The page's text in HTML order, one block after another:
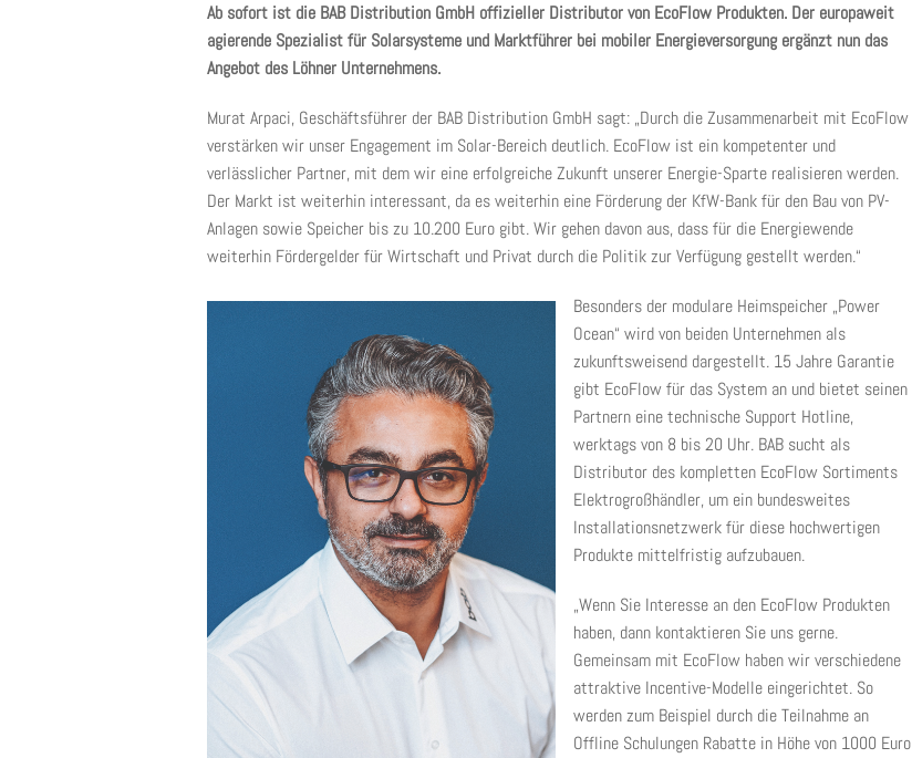
Ab sofort ist die BAB Distribution GmbH offizieller Distributor von EcoFlow Produkten. Der europaweit
agierende Spezialist für Solarsysteme und Marktführer bei mobiler Energieversorgung ergänzt nun das
Angebot des Löhner Unternehmens.
Murat Arpaci, Geschäftsführer der BAB Distribution GmbH sagt: „Durch die Zusammenarbeit mit EcoFlow
verstärken wir unser Engagement im Solar-Bereich deutlich. EcoFlow ist ein kompetenter und
verlässlicher Partner, mit dem wir eine erfolgreiche Zukunft unserer Energie-Sparte realisieren werden.
Der Markt ist weiterhin interessant, da es weiterhin eine Förderung der KfW-Bank für den Bau von PV-
Anlagen sowie Speicher bis zu 10.200 Euro gibt. Wir gehen davon aus, dass für die Energiewende
weiterhin Fördergelder für Wirtschaft und Privat durch die Politik zur Verfügung gestellt werden.“
Besonders der modulare Heimspeicher „Power
Ocean“ wird von beiden Unternehmen als
zukunftsweisend dargestellt. 15 Jahre Garantie
gibt EcoFlow für das System an und bietet seinen
Partnern eine technische Support Hotline,
werktags von 8 bis 20 Uhr. BAB sucht als
Distributor des kompletten EcoFlow Sortiments
Elektrogroßhändler, um ein bundesweites
Installationsnetzwerk für diese hochwertigen
Produkte mittelfristig aufzubauen.
„Wenn Sie Interesse an den EcoFlow Produkten
haben, dann kontaktieren Sie uns gerne.
Gemeinsam mit EcoFlow haben wir verschiedene
attraktive Incentive-Modelle eingerichtet. So
werden zum Beispiel durch die Teilnahme an
Offline Schulungen Rabatte in Höhe von 1000 Euro